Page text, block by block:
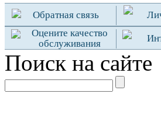
Обратная связь
Оцените качество
обслуживания
Поиск на сайте